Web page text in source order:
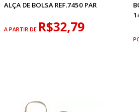
ALÇA DE BOLSA REF.7450 PAR
A PARTIR DE R$32,79